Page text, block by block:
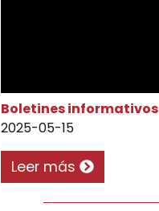
Boletines informativos
2025-05-15
Leer más